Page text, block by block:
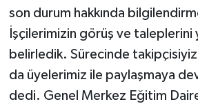
son durum hakkında
İşçilerimizin görüş ve taleplerini
belirledik. Sürecinde takipçisiyiz
da üyelerimiz ile paylaşmaya
dedi. Genel Merkez Eğitim